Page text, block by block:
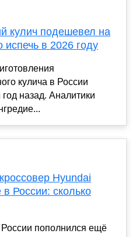
кулич подешевел на
испечь в 2026 году
кулича в России
назад. Аналитики
Hyundai
России: сколько
пополнился ещё